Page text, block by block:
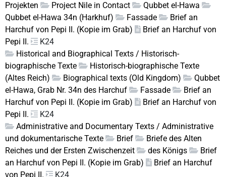
Projekten
Project Nile in Contact
Qubbet el-Hawa
Qubbet el-Hawa 34n (Harkhuf)
Fassade
Brief an
Harchuf von Pepi II. (Kopie im Grab)
Brief an Harchuf von
Pepi II.
K24
Historical and Biographical Texts / Historisch-
biographische Texte
Historisch-biographische Texte
(Altes Reich)
Biographical texts (Old Kingdom)
Qubbet
el-Hawa, Grab Nr. 34n des Harchuf
Fassade
Brief an
Harchuf von Pepi II. (Kopie im Grab)
Brief an Harchuf von
Pepi II.
K24
Administrative and Documentary Texts / Administrative
und dokumentarische Texte
Brief
Briefe des Alten
Reiches und der Ersten Zwischenzeit
des Königs
Brief
an Harchuf von Pepi II. (Kopie im Grab)
Brief an Harchuf
von Pepi II.
K24